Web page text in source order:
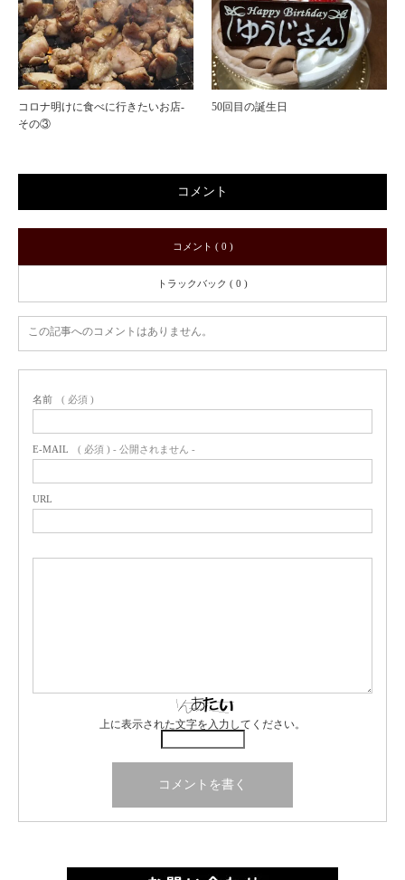
コロナ明けに食べに行きたいお店-
その③
50回目の誕生日
コメント
コメント ( 0 )
トラックバック ( 0 )
この記事へのコメントはありません。
名前 ( 必須 )
E-MAIL ( 必須 ) - 公開されません -
URL
上に表示された文字を入力してください。